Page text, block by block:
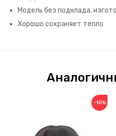
Модель без подклада,
Хорошо сохраняет тепло
−10%